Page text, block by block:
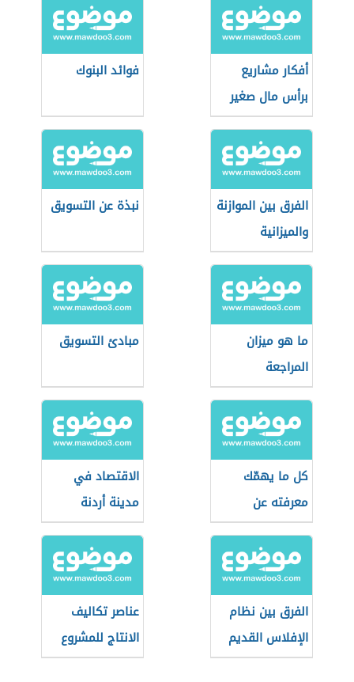
أفكار مشاريع
برأس مال صغير
فوائد البنوك
الفرق بين الموازنة
والميزانية
نبذة عن التسويق
ما هو ميزان
المراجعة
مبادئ التسويق
كل ما يهمّك
معرفته عن
العملات الرقمية
المستقرة
الاقتصاد في
مدينة أردنة
الفرق بين نظام
الإفلاس القديم
والجديد السعودي
عناصر تكاليف
الانتاج للمشروع
الصناعي